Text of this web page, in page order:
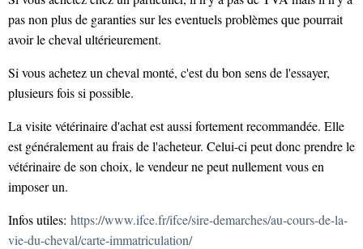
pas non plus de garanties sur les eventuels problèmes que pourrait
avoir le cheval ultérieurement.
Si vous achetez un cheval monté, c'est du bon sens de l'essayer,
plusieurs fois si possible.
La visite vétérinaire d'achat est aussi fortement recommandée. Elle
est généralement au frais de l'acheteur. Celui-ci peut donc prendre le
vétérinaire de son choix, le vendeur ne peut nullement vous en
imposer un.
Infos utiles: https://www.ifce.fr/ifce/sire-demarches/au-cours-de-la-
vie-du-cheval/carte-immatriculation/